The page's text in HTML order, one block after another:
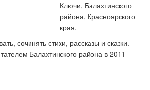
Ключи, Балахтинского
района, Красноярского
края.
сочинять стихи, рассказы и сказки.
Балахтинского района в 2011